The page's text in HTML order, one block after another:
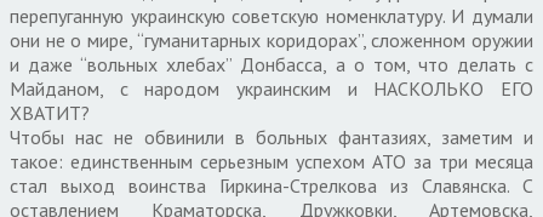
перепуганную украинскую советскую номенклатуру. И думали
они не о мире, “гуманитарных коридорах”, сложенном оружии
и даже “вольных хлебах” Донбасса, а о том, что делать с
Майданом, с народом украинским и НАСКОЛЬКО ЕГО
ХВАТИТ?
Чтобы нас не обвинили в больных фантазиях, заметим и
такое: единственным серьезным успехом АТО за три месяца
стал выход воинства Гиркина-Стрелкова из Славянска. С
оставлением Краматорска, Дружковки, Артемовска,